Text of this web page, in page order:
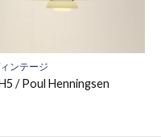
ンテージ
/ Poul Henningsen